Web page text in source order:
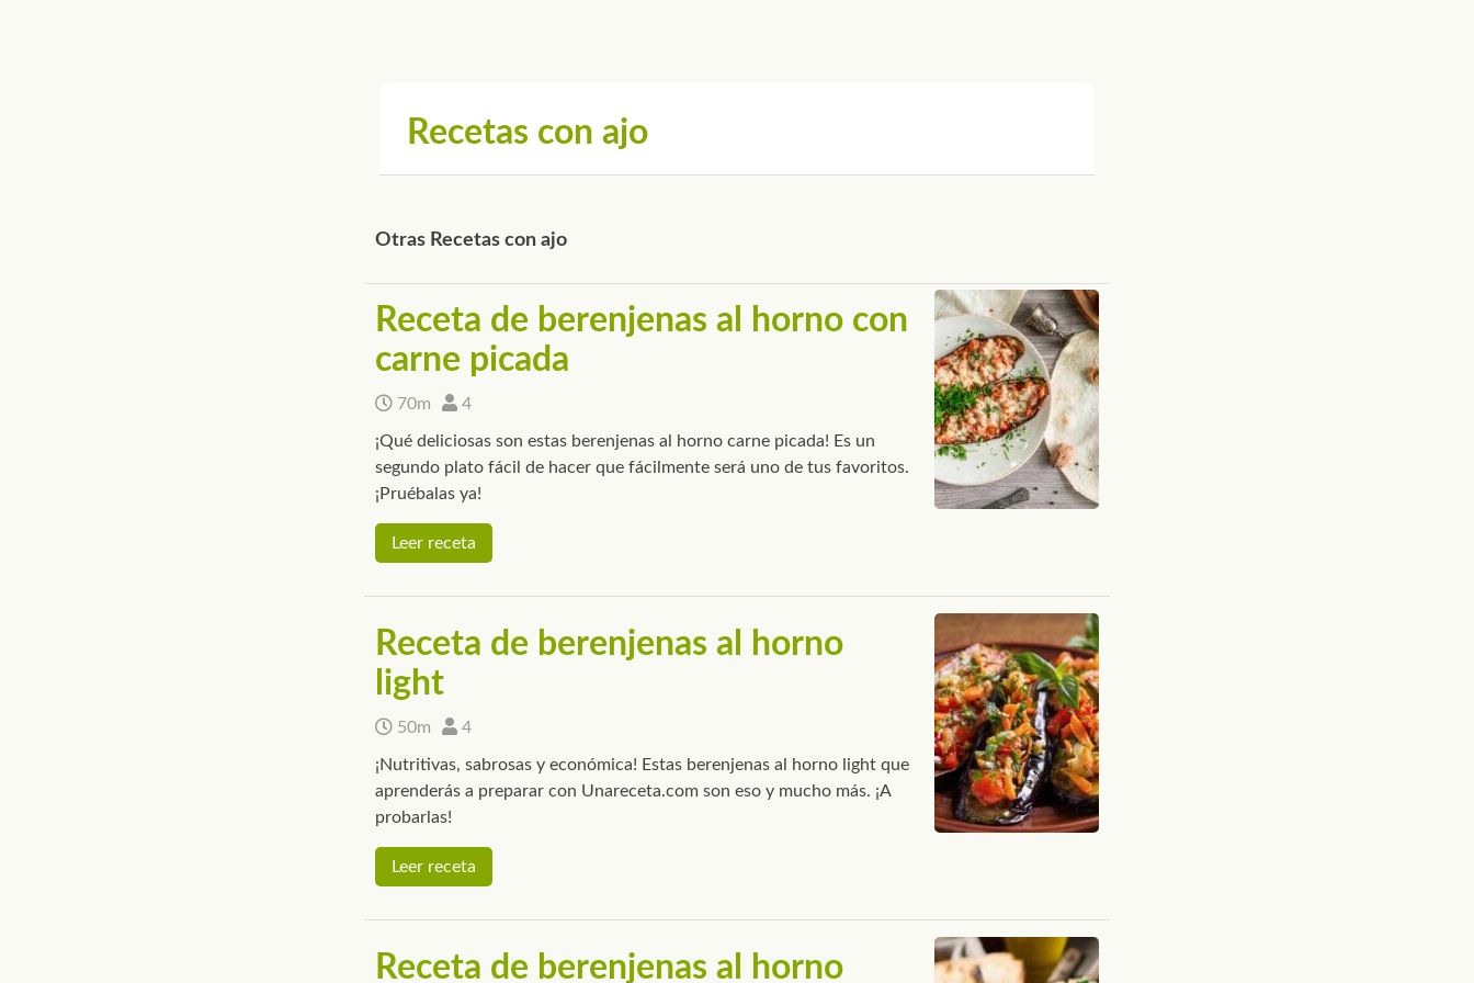
Recetas con ajo
Otras Recetas con ajo
Receta de berenjenas al horno con
carne picada
70m 4
¡Qué deliciosas son estas berenjenas al horno carne picada! Es un
segundo plato fácil de hacer que fácilmente será uno de tus favoritos.
¡Pruébalas ya!
Leer receta
Receta de berenjenas al horno
light
50m 4
¡Nutritivas, sabrosas y económica! Estas berenjenas al horno light que
aprenderás a preparar con Unareceta.com son eso y mucho más. ¡A
probarlas!
Leer receta
Receta de berenjenas al horno